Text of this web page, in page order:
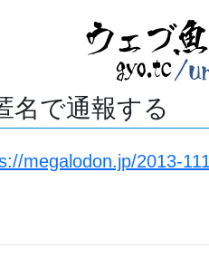
名で通報する
megalodon.jp/2013-